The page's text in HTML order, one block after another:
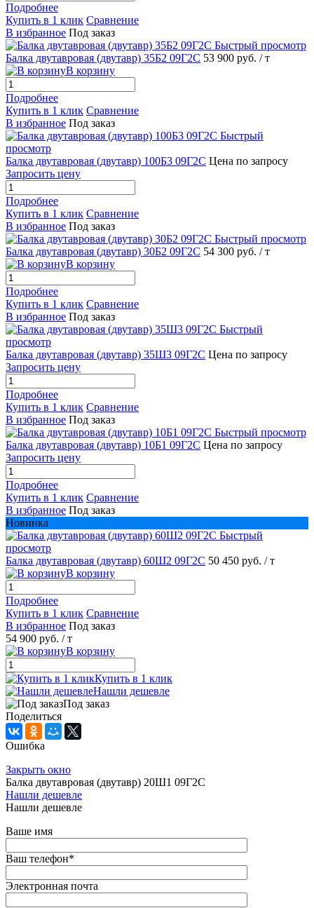
Подробнее
Купить в 1 клик Сравнение
В избранное Под заказ
Быстрый просмотр
Балка двутавровая (двутавр) 35Б2 09Г2С 53 900 руб. / т
В корзину
Подробнее
Купить в 1 клик Сравнение
В избранное Под заказ
Быстрый
просмотр
Балка двутавровая (двутавр) 100Б3 09Г2С Цена по запросу
Запросить цену
Подробнее
Купить в 1 клик Сравнение
В избранное Под заказ
Быстрый просмотр
Балка двутавровая (двутавр) 30Б2 09Г2С 54 300 руб. / т
В корзину
Подробнее
Купить в 1 клик Сравнение
В избранное Под заказ
Быстрый
просмотр
Балка двутавровая (двутавр) 35Ш3 09Г2С Цена по запросу
Запросить цену
Подробнее
Купить в 1 клик Сравнение
В избранное Под заказ
Быстрый просмотр
Балка двутавровая (двутавр) 10Б1 09Г2С Цена по запросу
Запросить цену
Подробнее
Купить в 1 клик Сравнение
В избранное Под заказ
Новинка
Быстрый
просмотр
Балка двутавровая (двутавр) 60Ш2 09Г2С 50 450 руб. / т
В корзину
Подробнее
Купить в 1 клик Сравнение
В избранное Под заказ
54 900 руб. / т
В корзину
Купить в 1 клик
Нашли дешевле
Под заказ
Поделиться
Ошибка
Закрыть окно
Балка двутавровая (двутавр) 20Ш1 09Г2С
Нашли дешевле
Нашли дешевле
Ваше имя
Ваш телефон*
Электронная почта